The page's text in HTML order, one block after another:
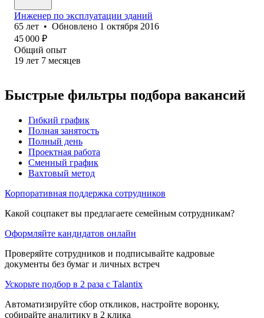
Инженер по эксплуатации зданий
65 лет • Обновлено 1 октября 2016
45 000 ₽
Общий опыт
19 лет 7 месяцев
Быстрые фильтры подбора вакансий
Гибкий график
Полная занятость
Полный день
Проектная работа
Сменный график
Вахтовый метод
Корпоративная поддержка сотрудников
Какой соцпакет вы предлагаете семейным сотрудникам?
Оформляйте кандидатов онлайн
Проверяйте сотрудников и подписывайте кадровые
документы без бумаг и личных встреч
Ускорьте подбор в 2 раза с Talantix
Автоматизируйте сбор откликов, настройте воронку,
собирайте аналитику в 2 клика